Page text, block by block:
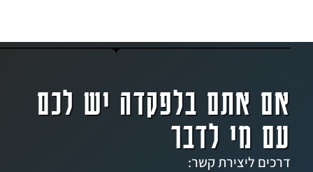
בלפקדה יש לכם
לדבר
קשר: